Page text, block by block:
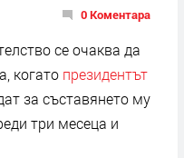
0 Коментара
се очаква да
когато президентът
за съставянето му
три месеца и